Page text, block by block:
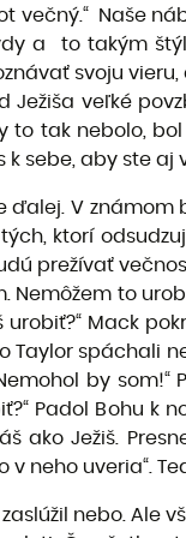
večný.“ Naše
a to takým
svoju
Ježiša veľké
to tak nebolo,
sebe, aby ste aj
ďalej. V známom
ktorí
prežívať
Nemôžem to
urobiť?“ Mack
Taylor spáchali
by
Padol Bohu k
ako Ježiš.
v neho uveria“.
nebo. Ale